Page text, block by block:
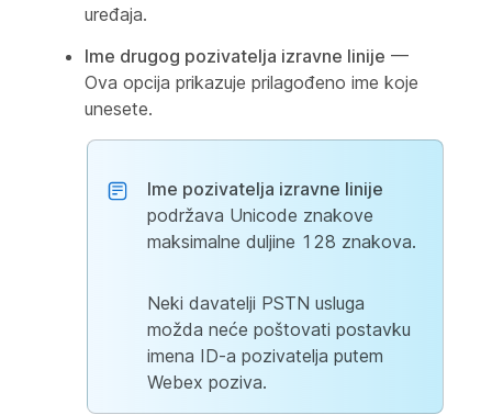
uređaja.
Ime drugog pozivatelja izravne linije —
Ova opcija prikazuje prilagođeno ime koje
unesete.
Ime pozivatelja izravne linije
podržava Unicode znakove
maksimalne duljine 128 znakova.
Neki davatelji PSTN usluga
možda neće poštovati postavku
imena ID-a pozivatelja putem
Webex poziva.